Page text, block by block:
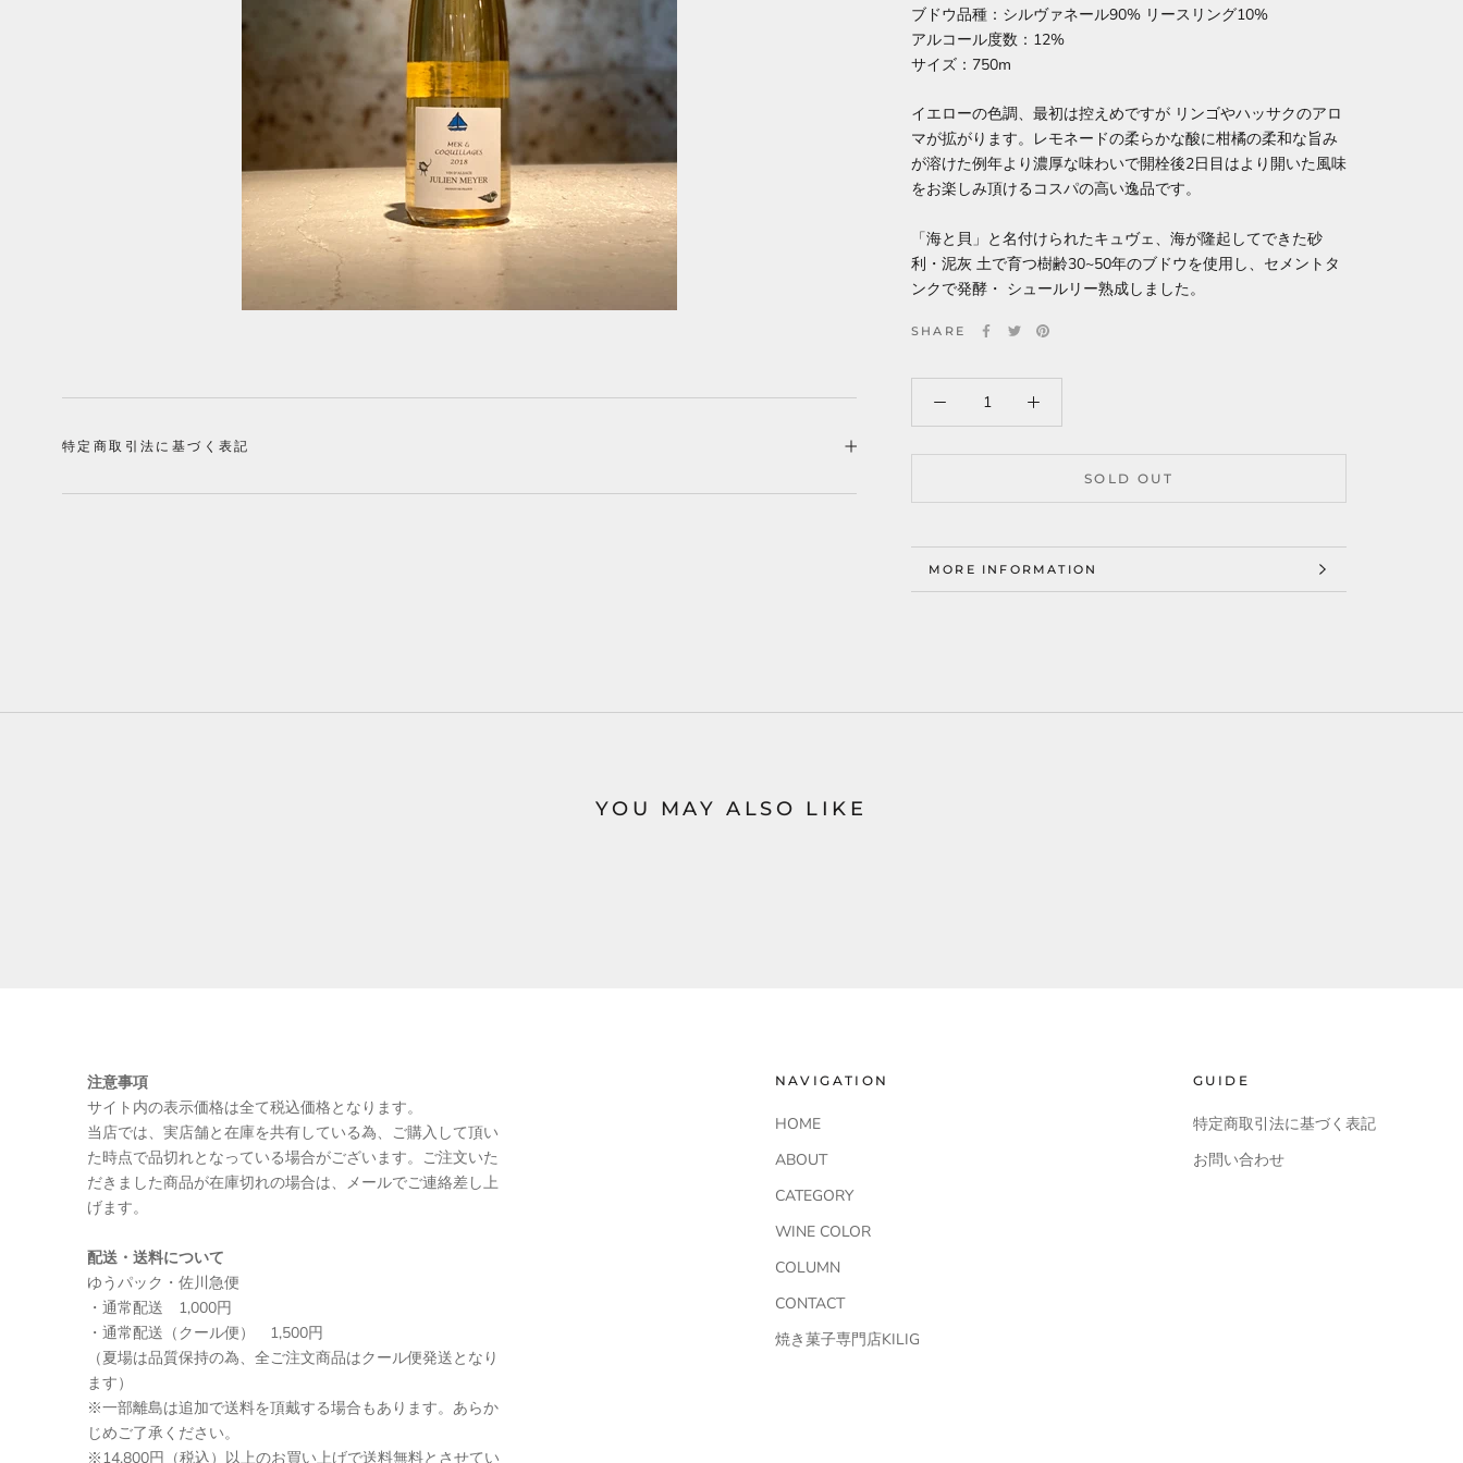
ブドウ品種：シルヴァネール90% リースリング10%
アルコール度数：12%
サイズ：750m
イエローの色調、最初は控えめですが リンゴやハッサクのアロ
マが拡がります。レモネードの柔らかな酸に柑橘の柔和な旨み
が溶けた例年より濃厚な味わいで開栓後2日目はより開いた風味
をお楽しみ頂けるコスパの高い逸品です。
「海と貝」と名付けられたキュヴェ、海が隆起してできた砂
利・泥灰 土で育つ樹齢30~50年のブドウを使用し、セメントタ
ンクで発酵・ シュールリー熟成しました。
SHARE
SOLD OUT
MORE INFORMATION
VIEW IMAGES
特定商取引法に基づく表記
YOU MAY ALSO LIKE
注意事項
サイト内の表示価格は全て税込価格となります。
当店では、実店舗と在庫を共有している為、ご購入して頂い
た時点で品切れとなっている場合がございます。ご注文いた
だきました商品が在庫切れの場合は、メールでご連絡差し上
げます。
配送・送料について
ゆうパック・佐川急便
・通常配送 1,000円
・通常配送（クール便） 1,500円
（夏場は品質保持の為、全ご注文商品はクール便発送となり
ます）
※一部離島は追加で送料を頂戴する場合もあります。あらか
じめご了承ください。
※14,800円（税込）以上のお買い上げで送料無料とさせてい
NAVIGATION
HOME
ABOUT
CATEGORY
WINE COLOR
COLUMN
CONTACT
焼き菓子専門店KILIG
GUIDE
特定商取引法に基づく表記
お問い合わせ